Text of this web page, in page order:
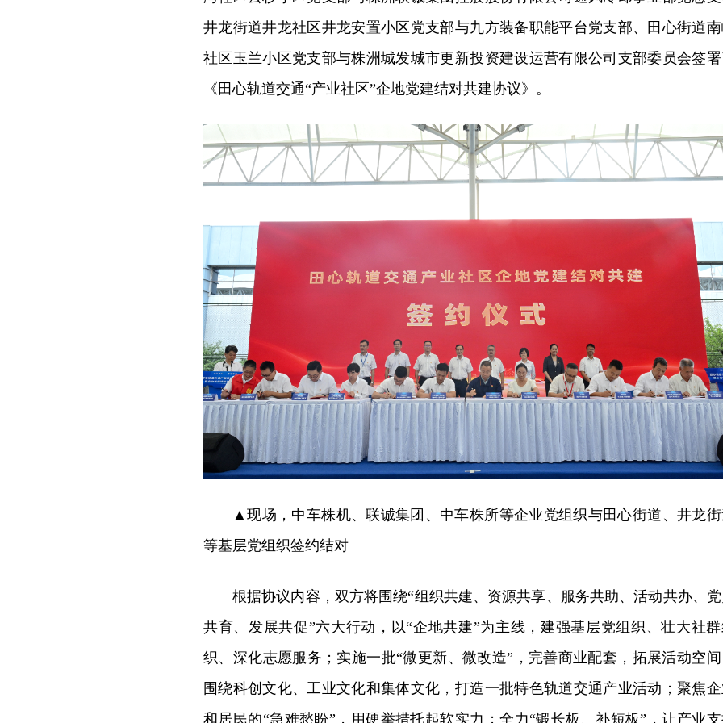
井龙街道井龙社区井龙安置小区党支部与九方装备职能平台党支部、田心街道
社区玉兰小区党支部与株洲城发城市更新投资建设运营有限公司支部委员会签
《田心轨道交通“产业社区”企地党建结对共建协议》。
▲现场，中车株机、联诚集团、中车株所等企业党组织与田心街道、井龙
等基层党组织签约结对
根据协议内容，双方将围绕“组织共建、资源共享、服务共助、活动共办、
共育、发展共促”六大行动，以“企地共建”为主线，建强基层党组织、壮大社
织、深化志愿服务；实施一批“微更新、微改造”，完善商业配套，拓展活动空
围绕科创文化、工业文化和集体文化，打造一批特色轨道交通产业活动；聚焦
和居民的“急难愁盼”，用硬举措托起软实力；全力“锻长板、补短板”，让产业